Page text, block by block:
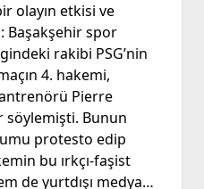
olayın etkisi ve
Başakşehir spor
rakibi PSG’nin
4. hakemi,
antrenörü Pierre
söylemişti. Bunun
protesto edip
bu ırkçı-faşist
de yurtdışı medya…